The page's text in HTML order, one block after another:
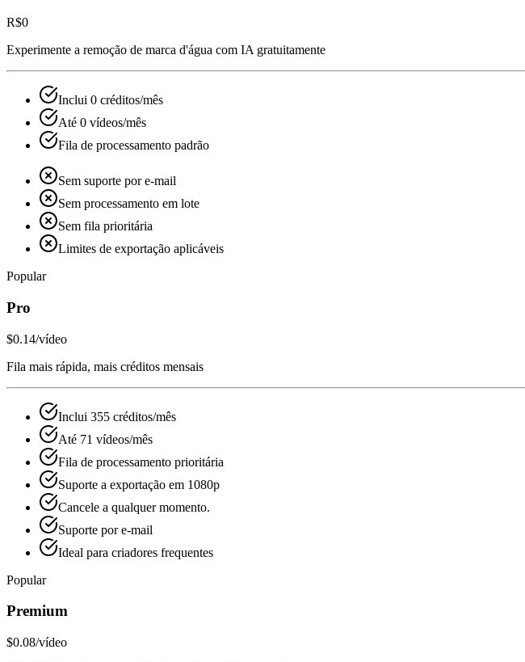
R$0
Experimente a remoção de marca d'água com IA gratuitamente
Inclui 0 créditos/mês
Até 0 vídeos/mês
Fila de processamento padrão
Sem suporte por e‑mail
Sem processamento em lote
Sem fila prioritária
Limites de exportação aplicáveis
Popular
Pro
$0.14/vídeo
Fila mais rápida, mais créditos mensais
Inclui 355 créditos/mês
Até 71 vídeos/mês
Fila de processamento prioritária
Suporte a exportação em 1080p
Cancele a qualquer momento.
Suporte por e‑mail
Ideal para criadores frequentes
Popular
Premium
$0.08/vídeo